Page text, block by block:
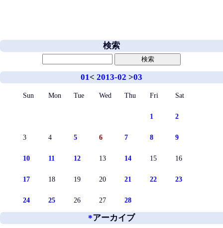
検索
01< 2013-02 >03
Sun Mon Tue Wed Thu Fri Sat
1 2
3 4 5 6 7 8 9
10 11 12 13 14 15 16
17 18 19 20 21 22 23
24 25 26 27 28
*アーカイブ